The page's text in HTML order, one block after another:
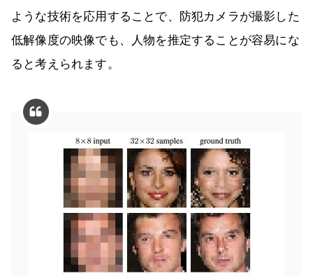
ような技術を応用することで、防犯カメラが撮影した
低解像度の映像でも、人物を推定することが容易にな
ると考えられます。